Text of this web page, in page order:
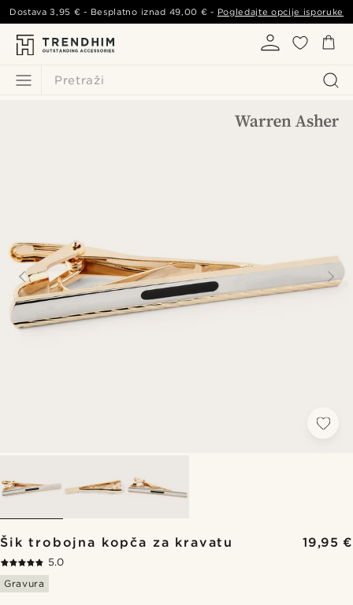
Pretraži
Dostava3,95 € - Besplatno iznad 49,00 € - Pogledajte opcije isporuke
Šik trobojna kopča za kravatu 19,95 €
5.0
Gravura